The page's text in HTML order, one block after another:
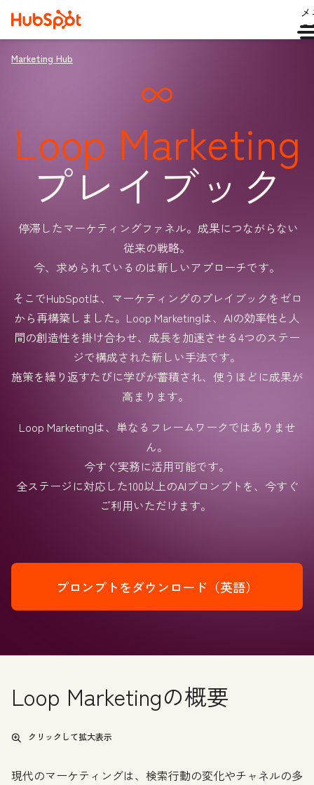
Marketing Hub
Loop Marketing
プレイブック
停滞したマーケティングファネル。成果につながらない
従来の戦略。
今、求められているのは新しいアプローチです。
そこでHubSpotは、マーケティングのプレイブックをゼロ
から再構築しました。Loop Marketingは、AIの効率性と人
間の創造性を掛け合わせ、成長を加速させる4つのステー
ジで構成された新しい手法です。
施策を繰り返すたびに学びが蓄積され、使うほどに成果が
高まります。
Loop Marketingは、単なるフレームワークではありませ
ん。
今すぐ実務に活用可能です。
全ステージに対応した100以上のAIプロンプトを、今すぐ
ご利用いただけます。
プロンプトをダウンロード（英語）
Loop Marketingの概要
クリックして拡大表示
現代のマーケティングは、検索行動の変化やチャネルの多